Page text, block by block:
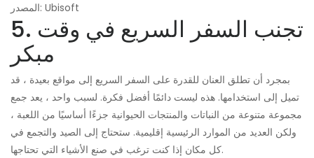
المصدر: Ubisoft
5. تجنب السفر السريع في وقت
مبكر
بمجرد أن تطلق العنان للقدرة على السفر السريع إلى مواقع بعيدة ، قد
تميل إلى استخدامها. هذه ليست دائمًا أفضل فكرة. لسبب واحد ، يعد جمع
مجموعة متنوعة من النباتات والمنتجات الحيوانية جزءًا أساسيًا من اللعبة ،
ولكن العديد من الموارد الرئيسية إقليمية. ستحتاج إلى الصيد والتجمع في
كل مكان إذا كنت ترغب في صنع الأشياء التي تحتاجها.